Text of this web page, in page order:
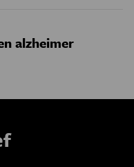
alzheimer